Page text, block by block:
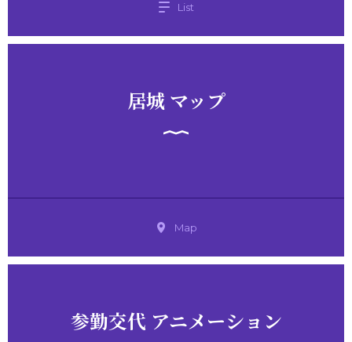
List
居城 マップ
Map
参勤交代 アニメーション